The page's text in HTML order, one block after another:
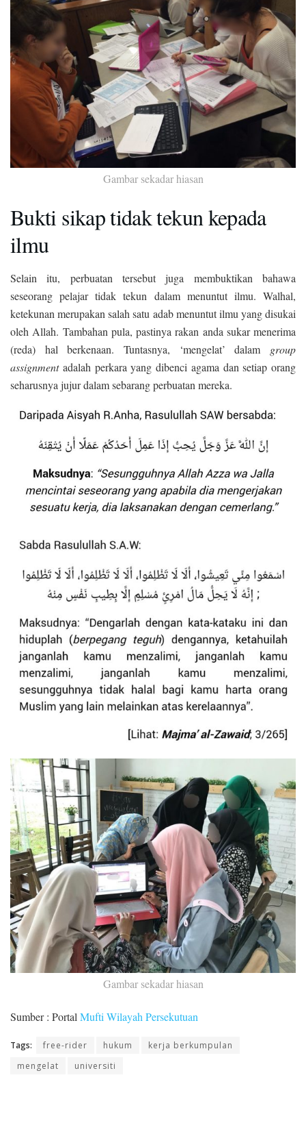
Gambar sekadar hiasan
Bukti sikap tidak tekun kepada
ilmu
Selain itu, perbuatan tersebut juga membuktikan bahawa
seseorang pelajar tidak tekun dalam menuntut ilmu. Walhal,
ketekunan merupakan salah satu adab menuntut ilmu yang disukai
oleh Allah. Tambahan pula, pastinya rakan anda sukar menerima
(reda) hal berkenaan. Tuntasnya, ‘mengelat’ dalam group
assignmentadalah perkara yang dibenci agama dan setiap orang
seharusnya jujur dalam sebarang perbuatan mereka.
Gambar sekadar hiasan
Sumber : PortalMufti Wilayah Persekutuan
Tags: free-rider hukum
kerja berkumpulan
mengelat
universiti